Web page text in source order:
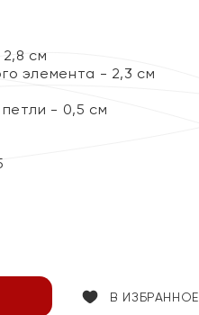
см
элемента - 2,3 см
- 0,5 см
В ИЗБРАННОЕ